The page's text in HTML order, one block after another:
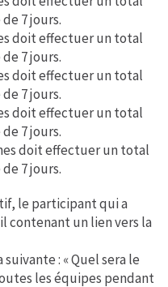
de 7 jours.
doit effectuer un total
de 7 jours.
doit effectuer un total
de 7 jours.
doit effectuer un total
de 7 jours.
doit effectuer un total
de 7 jours.
le participant qui a
contenant un lien vers la
: « Quel sera le
les équipes pendant